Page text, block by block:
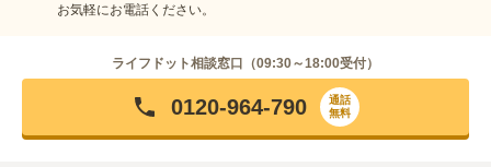
お気軽にお電話ください。
ライフドット相談窓口（09:30～18:00受付）
0120-964-790
通話
無料